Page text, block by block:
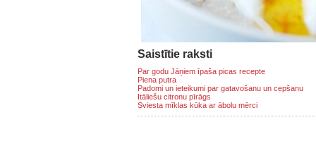
Saistītie raksti
Par godu Jāņiem īpaša picas recepte
Piena putra
Padomi un ieteikumi par gatavošanu un cepšanu
Itāliešu citronu pīrāgs
Sviesta mīklas kūka ar ābolu mērci